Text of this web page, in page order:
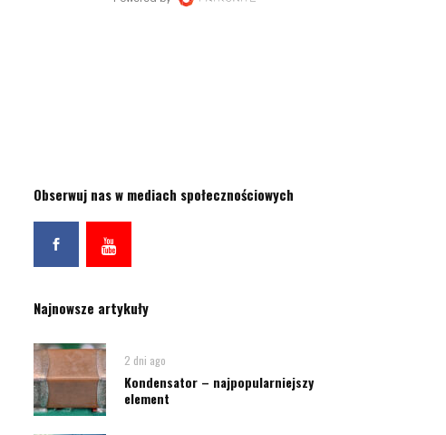
Obserwuj nas w mediach społecznościowych
Najnowsze artykuły
2 dni ago
Kondensator – najpopularniejszy
element